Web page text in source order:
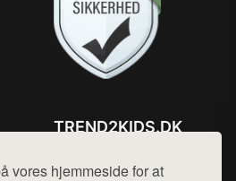
vores hjemmeside for at
TREND2KIDS.DK